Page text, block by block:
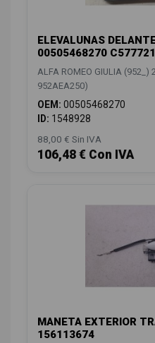
ELEVALUNAS
00505468270
ALFA ROMEO GIULIA (952_)
952AEA250)
OEM: 00505468270
ID: 1548928
88,00 € Sin IVA
106,48 € Con IVA
MANETA EXTERIOR
156113674